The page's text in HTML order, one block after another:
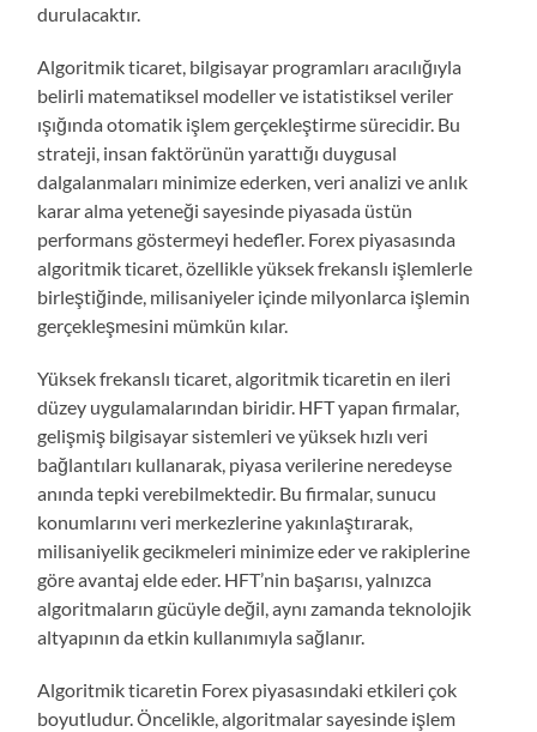
durulacaktır.
Algoritmik ticaret, bilgisayar programları aracılığıyla
belirli matematiksel modeller ve istatistiksel veriler
ışığında otomatik işlem gerçekleştirme sürecidir. Bu
strateji, insan faktörünün yarattığı duygusal
dalgalanmaları minimize ederken, veri analizi ve anlık
karar alma yeteneği sayesinde piyasada üstün
performans göstermeyi hedefler. Forex piyasasında
algoritmik ticaret, özellikle yüksek frekanslı işlemlerle
birleştiğinde, milisaniyeler içinde milyonlarca işlemin
gerçekleşmesini mümkün kılar.
Yüksek frekanslı ticaret, algoritmik ticaretin en ileri
düzey uygulamalarından biridir. HFT yapan firmalar,
gelişmiş bilgisayar sistemleri ve yüksek hızlı veri
bağlantıları kullanarak, piyasa verilerine neredeyse
anında tepki verebilmektedir. Bu firmalar, sunucu
konumlarını veri merkezlerine yakınlaştırarak,
milisaniyelik gecikmeleri minimize eder ve rakiplerine
göre avantaj elde eder. HFT’nin başarısı, yalnızca
algoritmaların gücüyle değil, aynı zamanda teknolojik
altyapının da etkin kullanımıyla sağlanır.
Algoritmik ticaretin Forex piyasasındaki etkileri çok
boyutludur. Öncelikle, algoritmalar sayesinde işlem